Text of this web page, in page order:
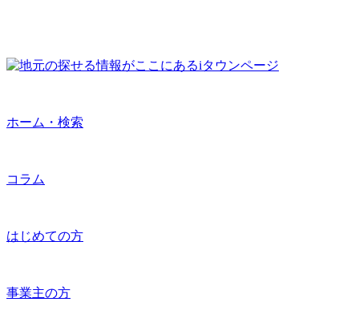
ホーム・検索
コラム
はじめての方
事業主の方